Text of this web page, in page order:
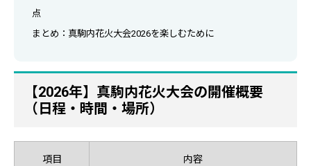
点
まとめ：真駒内花火大会2026を楽しむために
【2026年】真駒内花火大会の開催概要
（日程・時間・場所）
項目 内容